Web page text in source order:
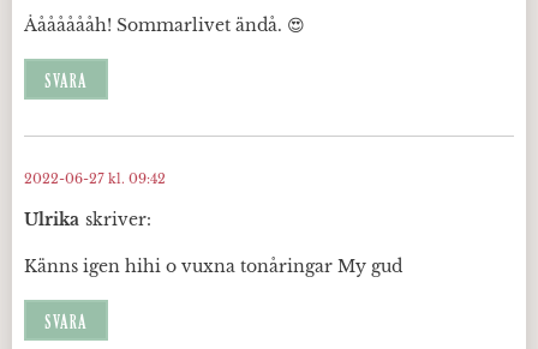
Åååååååh! Sommarlivet ändå. 😍
SVARA
Ulrika skriver:
2022-06-27 kl. 09:42
Känns igen hihi o vuxna tonåringar My gud
SVARA